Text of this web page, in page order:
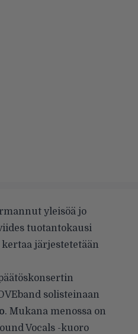
yleisöä jo
tuotantokausi
järjestetetään
solisteinaan
. Mukana menossa on
Vocals -kuoro